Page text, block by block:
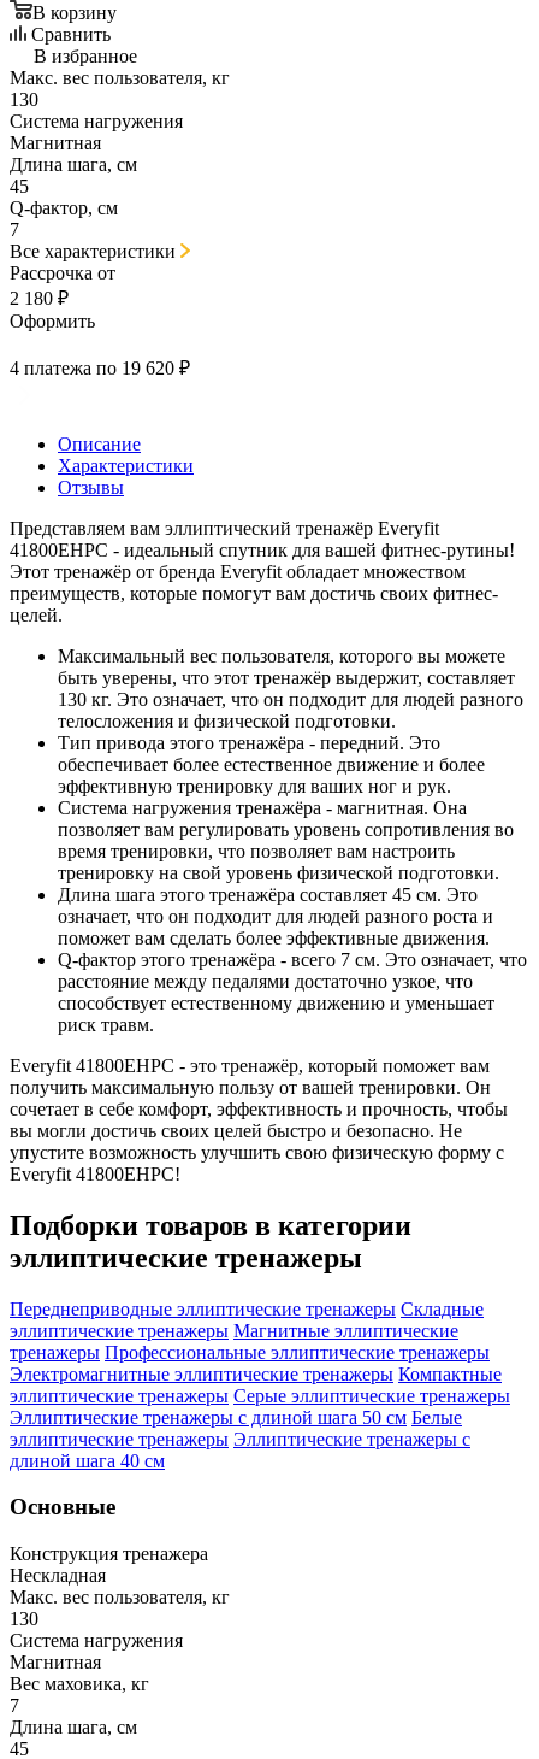
В корзину
Сравнить
В избранное
Макс. вес пользователя, кг
130
Система нагружения
Магнитная
Длина шага, см
45
Q-фактор, см
7
Все характеристики
Рассрочка от
2 180 ₽
Оформить
4 платежа по 19 620 ₽
Описание
Характеристики
Отзывы
Представляем вам эллиптический тренажёр Everyfit
41800EHPC - идеальный спутник для вашей фитнес-рутины!
Этот тренажёр от бренда Everyfit обладает множеством
преимуществ, которые помогут вам достичь своих фитнес-
целей.
Максимальный вес пользователя, которого вы можете
быть уверены, что этот тренажёр выдержит, составляет
130 кг. Это означает, что он подходит для людей разного
телосложения и физической подготовки.
Тип привода этого тренажёра - передний. Это
обеспечивает более естественное движение и более
эффективную тренировку для ваших ног и рук.
Система нагружения тренажёра - магнитная. Она
позволяет вам регулировать уровень сопротивления во
время тренировки, что позволяет вам настроить
тренировку на свой уровень физической подготовки.
Длина шага этого тренажёра составляет 45 см. Это
означает, что он подходит для людей разного роста и
поможет вам сделать более эффективные движения.
Q-фактор этого тренажёра - всего 7 см. Это означает, что
расстояние между педалями достаточно узкое, что
способствует естественному движению и уменьшает
риск травм.
Everyfit 41800EHPC - это тренажёр, который поможет вам
получить максимальную пользу от вашей тренировки. Он
сочетает в себе комфорт, эффективность и прочность, чтобы
вы могли достичь своих целей быстро и безопасно. Не
упустите возможность улучшить свою физическую форму с
Everyfit 41800EHPC!
Подборки товаров в категории
эллиптические тренажеры
Переднеприводные эллиптические тренажеры Складные
эллиптические тренажеры Магнитные эллиптические
тренажеры Профессиональные эллиптические тренажеры
Электромагнитные эллиптические тренажеры Компактные
эллиптические тренажеры Серые эллиптические тренажеры
Эллиптические тренажеры с длиной шага 50 см Белые
эллиптические тренажеры Эллиптические тренажеры с
длиной шага 40 см
Основные
Конструкция тренажера
Нескладная
Макс. вес пользователя, кг
130
Система нагружения
Магнитная
Вес маховика, кг
7
Длина шага, см
45